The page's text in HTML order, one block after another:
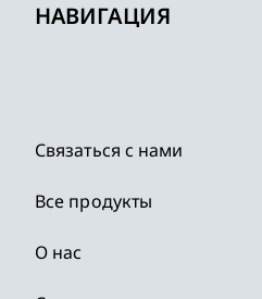
НАВИГАЦИЯ
Связаться с нами
Все продукты
О нас